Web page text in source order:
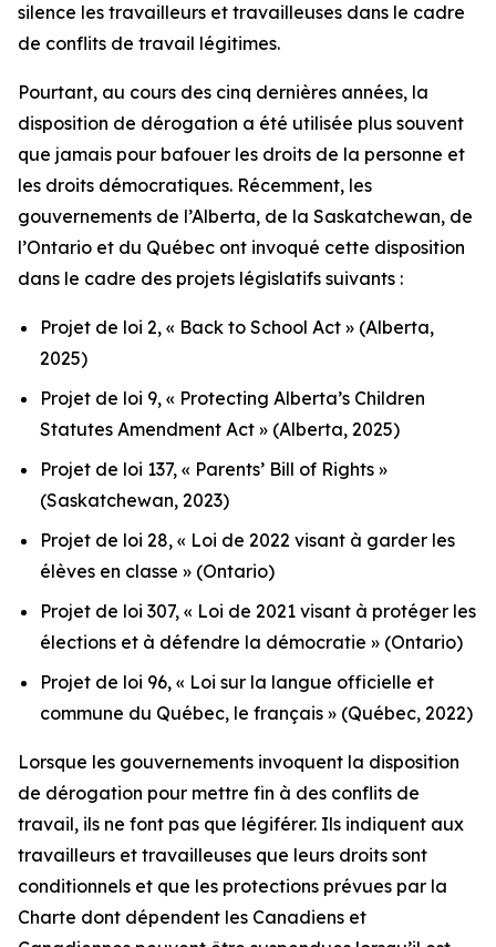
silence les travailleurs et travailleuses dans le cadre
de conflits de travail légitimes.
Pourtant, au cours des cinq dernières années, la
disposition de dérogation a été utilisée plus souvent
que jamais pour bafouer les droits de la personne et
les droits démocratiques. Récemment, les
gouvernements de l’Alberta, de la Saskatchewan, de
l’Ontario et du Québec ont invoqué cette disposition
dans le cadre des projets législatifs suivants :
Projet de loi 2, « Back to School Act » (Alberta,
2025)
Projet de loi 9, « Protecting Alberta’s Children
Statutes Amendment Act » (Alberta, 2025)
Projet de loi 137, « Parents’ Bill of Rights »
(Saskatchewan, 2023)
Projet de loi 28, « Loi de 2022 visant à garder les
élèves en classe » (Ontario)
Projet de loi 307, « Loi de 2021 visant à protéger les
élections et à défendre la démocratie » (Ontario)
Projet de loi 96, « Loi sur la langue officielle et
commune du Québec, le français » (Québec, 2022)
Lorsque les gouvernements invoquent la disposition
de dérogation pour mettre fin à des conflits de
travail, ils ne font pas que légiférer. Ils indiquent aux
travailleurs et travailleuses que leurs droits sont
conditionnels et que les protections prévues par la
Charte dont dépendent les Canadiens et